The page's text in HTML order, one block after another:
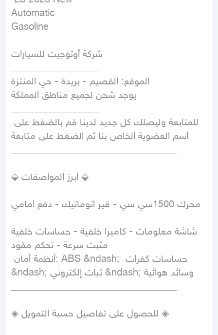
Automatic
Gasoline
شركة أوتوجيت للسيارات
الموقع: القصيم - بريدة - حي المنتزة
يوجد شحن لجميع مناطق المملكة
أسم العضوية الخاص بنا ثم الضغط على متابعة
⬙ ابرز المواصفات ⬙
محرك 1500سي سي - قير اتوماتيك - دفع امامي
شاشة معلومات - كاميرا خلفية - حساسات خلفية
مثبت سرعة - تحكم مقود
&ndash; ثبات إلكتروني &ndash; وسائد هوائية
◈ للحصول على تفاصيل حسبة التمويل ◈